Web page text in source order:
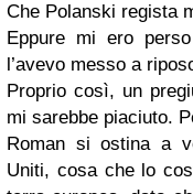
Che Polanski regista
Eppure mi ero perso
l’avevo messo a
Proprio così, un
mi sarebbe piaciuto.
Roman si ostina a
Uniti, cosa che lo